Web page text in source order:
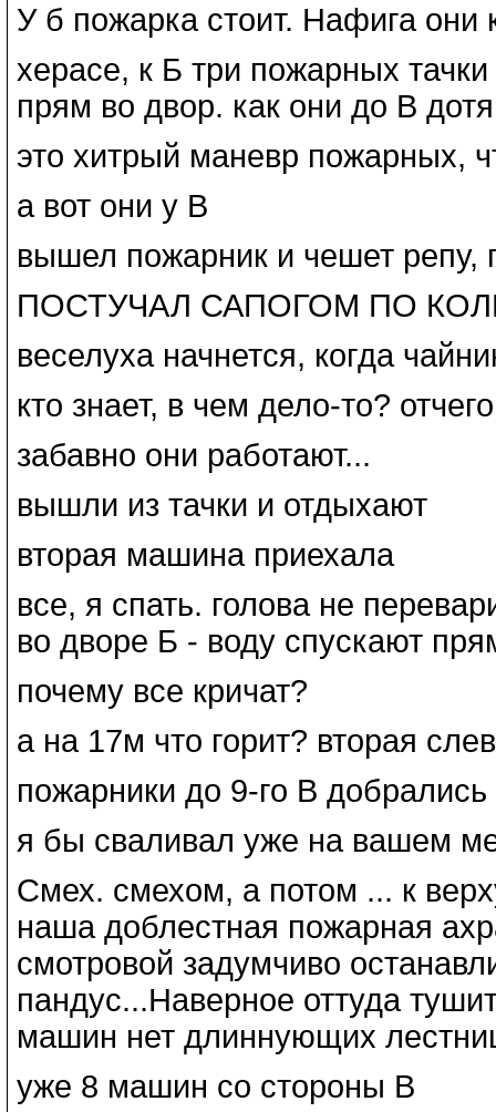
У б пожарка стоит. Нафига они
херасе, к Б три пожарных
прям во двор. как они до В
это хитрый маневр пожарных,
а вот они у В
вышел пожарник и чешет репу,
ПОСТУЧАЛ САПОГОМ ПО
веселуха начнется, когда
кто знает, в чем дело-то?
забавно они работают...
вышли из тачки и отдыхают
вторая машина приехала
все, я спать. голова не
во дворе Б - воду спускают
почему все кричат?
а на 17м что горит? вторая
пожарники до 9-го В добрались
я бы сваливал уже на вашем
Смех. смехом, а потом ... к
наша доблестная пожарная
смотровой задумчиво
пандус...Наверное оттуда
машин нет длиннующих
уже 8 машин со стороны В